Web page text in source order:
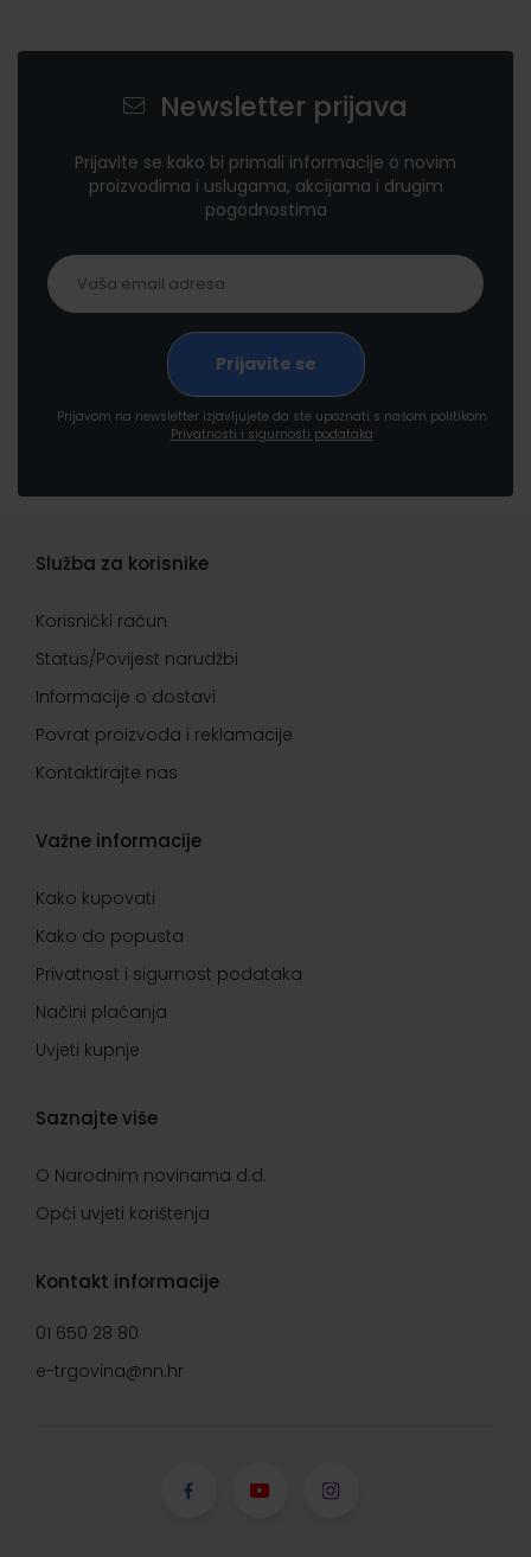
Newsletter prijava
Prijavite se kako bi primali informacije o novim
proizvodima i uslugama, akcijama i drugim
pogodnostima
Prijavom na newsletter izjavljujete da ste upoznati s našom politikom
Privatnosti i sigurnosti podataka
Služba za korisnike
Korisnički račun
Status/Povijest narudžbi
Informacije o dostavi
Povrat proizvoda i reklamacije
Kontaktirajte nas
Važne informacije
Kako kupovati
Kako do popusta
Privatnost i sigurnost podataka
Načini plaćanja
Uvjeti kupnje
Saznajte više
O Narodnim novinama d.d.
Opći uvjeti korištenja
Kontakt informacije
01 650 28 80
e-trgovina@nn.hr